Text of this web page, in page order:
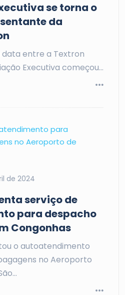
se torna o
da
entre a Textron
Executiva começou…
de 2024
serviço de
para despacho
Congonhas
o autoatendimento
no Aeroporto